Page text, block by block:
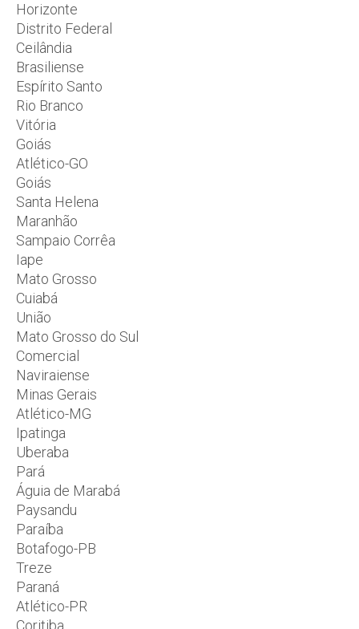
Horizonte
Distrito Federal
Ceilândia
Brasiliense
Espírito Santo
Rio Branco
Vitória
Goiás
Atlético-GO
Goiás
Santa Helena
Maranhão
Sampaio Corrêa
Iape
Mato Grosso
Cuiabá
União
Mato Grosso do Sul
Comercial
Naviraiense
Minas Gerais
Atlético-MG
Ipatinga
Uberaba
Pará
Águia de Marabá
Paysandu
Paraíba
Botafogo-PB
Treze
Paraná
Atlético-PR
Coritiba